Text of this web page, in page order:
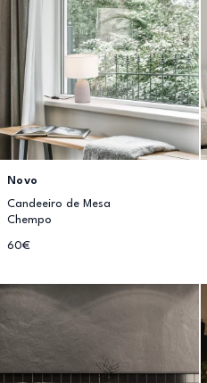
Novo
Candeeiro de Mesa
Chempo
60€